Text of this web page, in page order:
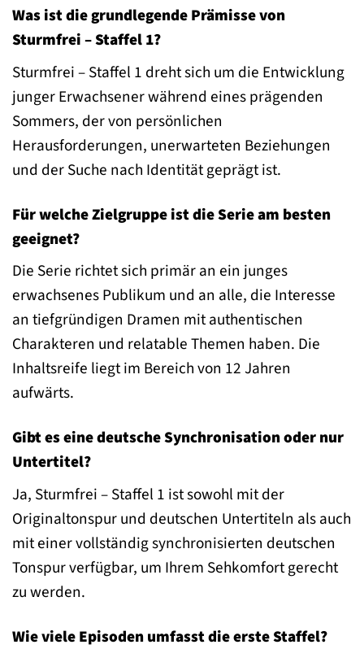
Was ist die grundlegende Prämisse von
Sturmfrei – Staffel 1?
Sturmfrei – Staffel 1 dreht sich um die Entwicklung
junger Erwachsener während eines prägenden
Sommers, der von persönlichen
Herausforderungen, unerwarteten Beziehungen
und der Suche nach Identität geprägt ist.
Für welche Zielgruppe ist die Serie am besten
geeignet?
Die Serie richtet sich primär an ein junges
erwachsenes Publikum und an alle, die Interesse
an tiefgründigen Dramen mit authentischen
Charakteren und relatable Themen haben. Die
Inhaltsreife liegt im Bereich von 12 Jahren
aufwärts.
Gibt es eine deutsche Synchronisation oder nur
Untertitel?
Ja, Sturmfrei – Staffel 1 ist sowohl mit der
Originaltonspur und deutschen Untertiteln als auch
mit einer vollständig synchronisierten deutschen
Tonspur verfügbar, um Ihrem Sehkomfort gerecht
zu werden.
Wie viele Episoden umfasst die erste Staffel?